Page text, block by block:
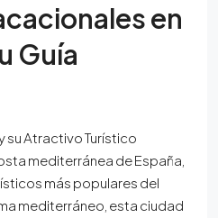
en
Guía
su Atractivo Turístico
mediterránea de España,
más populares del
mediterráneo, esta ciudad